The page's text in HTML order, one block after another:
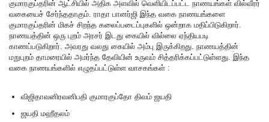
குமாரகுப்தரின் ஆட்சியில் அதிக அளவில் வெளியிடப்பட்ட நாணயங்கள் வில்வீரர்
வகையைச் சேர்ந்ததாகும். ராதா பானர்ஜி இந்த வகை நாணயங்களை
குமாரகுப்தரின் மிகச் சிறந்த கலைப்படைப்புகளில் ஒன்றாக மதிப்பிடுகிறார்.
நாணயத்தின் ஒரு புறம் அரசர் இடது கையில் வில்லை ஏந்தியபடி
காணப்படுகிறார். அவரது வலது கையில் அம்பு இருக்கிறது. நாணயத்தின்
மறுபுறம் தாமரையில் அமர்ந்த தேவியின் உருவம் சித்தரிக்கப்பட்டுள்ளது. இந்த
வகை நாணயங்களில் எழுதப்பட்டுள்ள வாசகங்கள் :
விஜிதாவனிரவனிபதி குமாரகுப்தோ திவம் ஜயதி
ஜயதி மஹீதலம்